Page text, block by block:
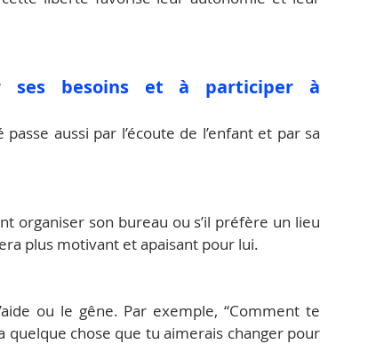
ses besoins et à participer à
aussi par l’écoute de l’enfant et par sa
organiser son bureau ou s’il préfère un lieu
plus motivant et apaisant pour lui.
ou le gêne. Par exemple, “Comment te
quelque chose que tu aimerais changer pour